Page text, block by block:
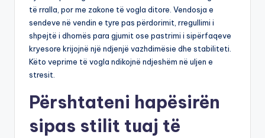
të rralla, por me zakone të vogla ditore. Vendosja e
sendeve në vendin e tyre pas përdorimit, rregullimi i
shpejtë i dhomës para gjumit ose pastrimi i sipërfaqeve
kryesore krijojnë një ndjenjë vazhdimësie dhe stabiliteti.
Këto veprime të vogla ndikojnë ndjeshëm në uljen e
stresit.
Përshtateni hapësirën
sipas stilit tuaj të